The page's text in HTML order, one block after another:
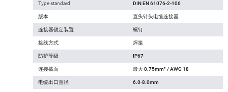
Type standard DIN EN 61076-2-106
版本 直头针头电缆连接器
连接器锁定装置 螺钉
接线方式 焊接
防护等级 IP67
连接截面 最大 0.75mm² / AWG 18
电缆出口直径 6.0-8.0mm